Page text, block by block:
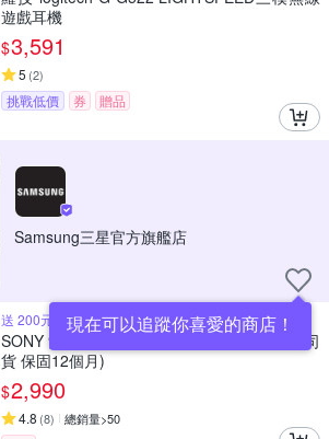
遊戲耳機
$3,591
5 (2)
挑戰低價 券 贈品
Samsung三星官方旗艦店
現在可以追蹤你喜愛的商店！
送 200元 果凍套 耳塞
SONY 索尼 WF-C710N 真無線藍牙耳機 (公司
貨 保固12個月)
$2,990
4.8 (8) 總銷量>50